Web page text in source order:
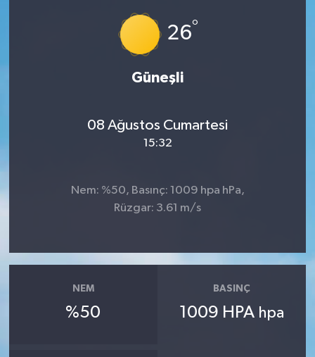
26°
Güneşli
08 Ağustos Cumartesi
15:32
Nem: %50, Basınç: 1009 hpa hPa,
Rüzgar: 3.61 m/s
NEM
%50
BASINÇ
1009 HPA hpa
Ardahan Müftülüğü
Balıkesir Müftülüğü
Batman Müftülüğü
Bingöl Müftülüğü
Peygamberimizin Hayatı
DİYANET RADYO/TV